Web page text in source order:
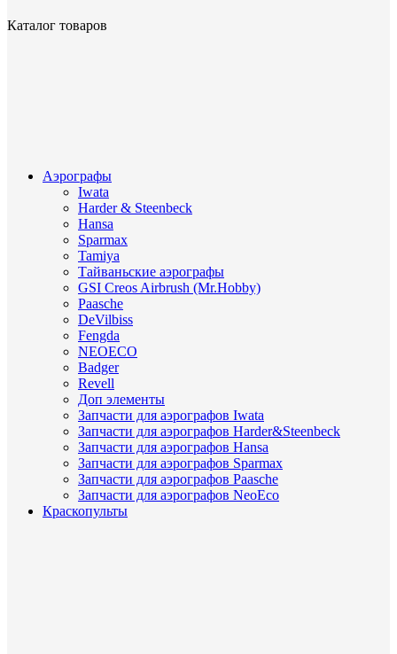
Каталог товаров
Аэрографы
Iwata
Harder & Steenbeck
Hansa
Sparmax
Tamiya
Тайваньские аэрографы
GSI Creos Airbrush (Mr.Hobby)
Paasche
DeVilbiss
Fengda
NEOECO
Badger
Revell
Доп элементы
Запчасти для аэрографов Iwata
Запчасти для аэрографов Harder&Steenbeck
Запчасти для аэрографов Hansa
Запчасти для аэрографов Sparmax
Запчасти для аэрографов Paasche
Запчасти для аэрографов NeoEco
Краскопульты